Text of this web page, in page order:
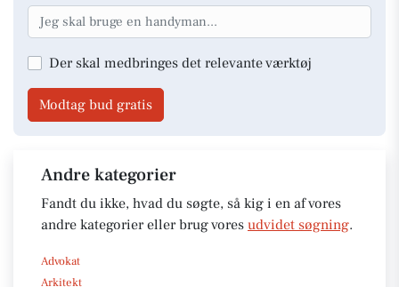
Der skal medbringes det relevante værktøj
Modtag bud gratis
Andre kategorier
Fandt du ikke, hvad du søgte, så kig i en af vores
andre kategorier eller brug vores udvidet søgning.
Advokat
Arkitekt